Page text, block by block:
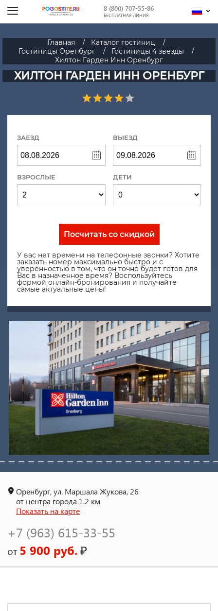
8 (800) 707-55-86
БЕСПЛАТНАЯ ЛИНИЯ
Главная
Каталог гостиниц
Гостиницы Оренбург
Гостиницы 4 звезды
Хилтон Гарден Инн Оренбург
ХИЛТОН ГАРДЕН ИНН ОРЕНБУРГ
ЗАЕЗД ВЫЕЗД
ВЗРОСЛЫЕ ДЕТИ
Посчитать со скидкой
У вас нет времени на телефонные звонки? Хотите
заказать номер максимально быстро и с
уверенностью в том, что он точно будет готов для
Вас в назначенное время? Воспользуйтесь
формой онлайн-бронирования и получайте
самые актуальные цены!
Оренбург, ул. Маршала Жукова, 26
от центра города 1.2 км
Показать на карте
+7 (963) 615-33-55
от 5 900 руб.₽